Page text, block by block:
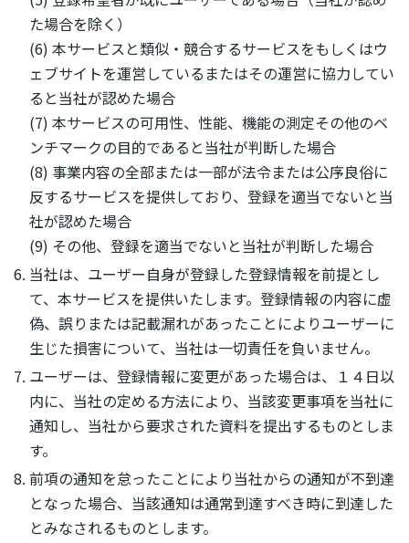
た場合を除く）
(6) 本サービスと類似・競合するサービスをもしくはウ
ェブサイトを運営しているまたはその運営に協力してい
ると当社が認めた場合
(7) 本サービスの可用性、性能、機能の測定その他のベ
ンチマークの目的であると当社が判断した場合
(8) 事業内容の全部または一部が法令または公序良俗に
反するサービスを提供しており、登録を適当でないと当
社が認めた場合
(9) その他、登録を適当でないと当社が判断した場合
当社は、ユーザー自身が登録した登録情報を前提とし
て、本サービスを提供いたします。登録情報の内容に虚
偽、誤りまたは記載漏れがあったことによりユーザーに
生じた損害について、当社は一切責任を負いません。
ユーザーは、登録情報に変更があった場合は、１４日以
内に、当社の定める方法により、当該変更事項を当社に
通知し、当社から要求された資料を提出するものとしま
す。
前項の通知を怠ったことにより当社からの通知が不到達
となった場合、当該通知は通常到達すべき時に到達した
とみなされるものとします。